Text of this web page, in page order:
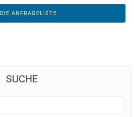
ANFRAGELISTE
SUCHE